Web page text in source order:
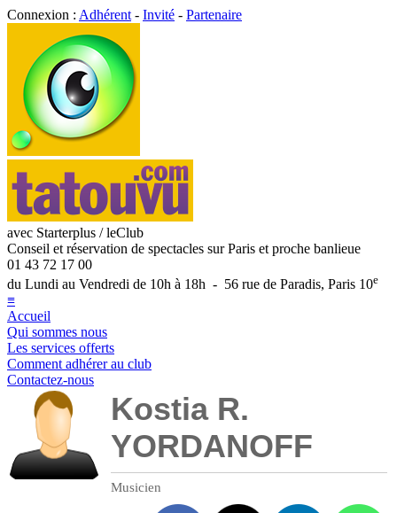
Connexion : Adhérent - Invité - Partenaire
avec Starterplus / leClub
Conseil et réservation de spectacles sur Paris et proche banlieue
01 43 72 17 00
du Lundi au Vendredi de 10h à 18h - 56 rue de Paradis, Paris 10e
≡
Accueil
Qui sommes nous
Les services offerts
Comment adhérer au club
Contactez-nous
Kostia R.
YORDANOFF
Musicien